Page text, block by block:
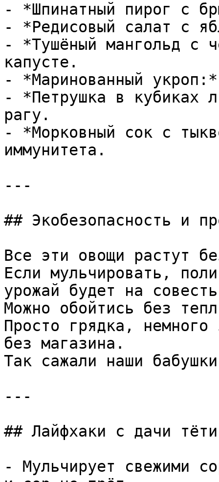
- *Шпинатный пирог с
- *Редисовый салат с
- *Тушёный мангольд с
капусте.
- *Маринованный
- *Петрушка в кубиках
рагу.
- *Морковный сок с
иммунитета.
---
## Экобезопасность и
Все эти овощи растут
Если мульчировать,
урожай будет на
Можно обойтись без
Просто грядка,
без магазина.
Так сажали наши
---
## Лайфхаки с дачи
- Мульчирует свежими